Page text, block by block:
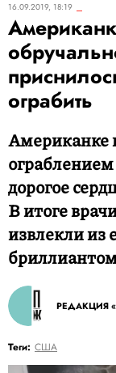
16.09.2019, 18:19
ограбить
Американке
дорогое
В итоге
извлекли из
РЕДАКЦИЯ
Теги: США